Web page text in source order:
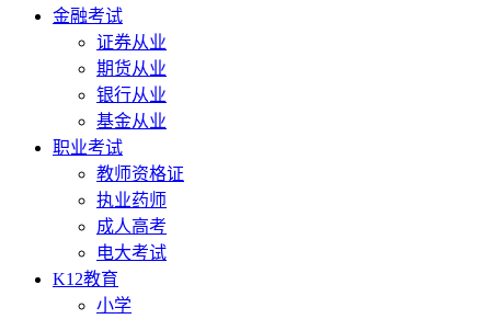
金融考试
证券从业
期货从业
银行从业
基金从业
职业考试
教师资格证
执业药师
成人高考
电大考试
K12教育
小学